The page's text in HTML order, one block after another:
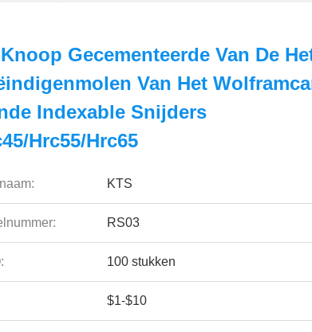
Gecementeerde Van De
Van Het
Indexable Snijders
Hrc55/Hrc65
KTS
RS03
100 stukken
$1-$10